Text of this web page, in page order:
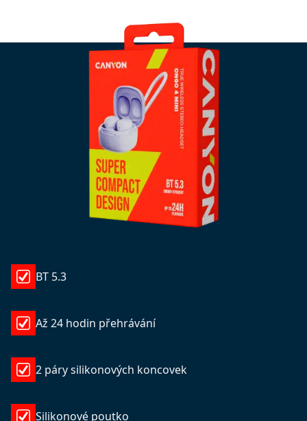
BT 5.3
Až 24 hodin přehrávání
2 páry silikonových koncovek
Silikonové poutko